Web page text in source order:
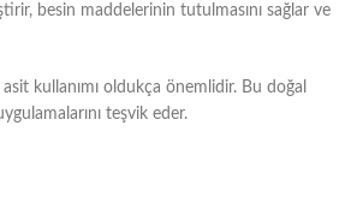
besin maddelerinin tutulmasını sağlar ve
kullanımı oldukça önemlidir. Bu doğal
teşvik eder.